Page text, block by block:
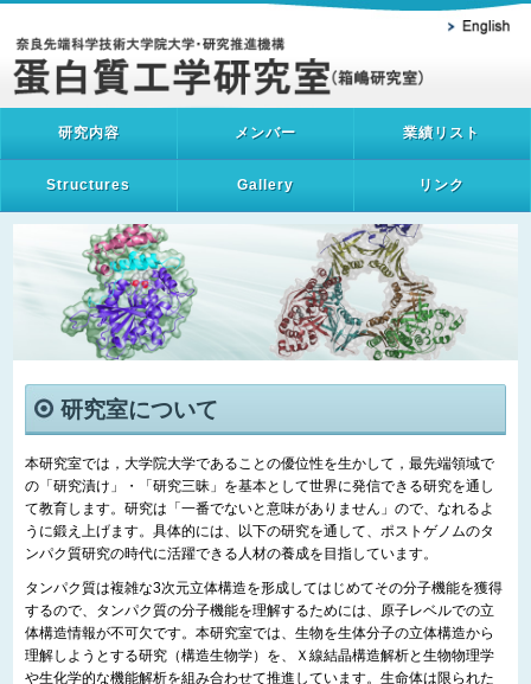
研究内容 メンバー 業績リスト
Structures Gallery リンク
研究室について
本研究室では，大学院大学であることの優位性を生かして，最先端領域で
の「研究漬け」・「研究三昧」を基本として世界に発信できる研究を通し
て教育します。研究は「一番でないと意味がありません」ので、なれるよ
うに鍛え上げます。具体的には、以下の研究を通して、ポストゲノムのタ
ンパク質研究の時代に活躍できる人材の養成を目指しています。
タンパク質は複雑な3次元立体構造を形成してはじめてその分子機能を獲得
するので、タンパク質の分子機能を理解するためには、原子レベルでの立
体構造情報が不可欠です。本研究室では、生物を生体分子の立体構造から
理解しようとする研究（構造生物学）を、Ｘ線結晶構造解析と生物物理学
や生化学的な機能解析を組み合わせて推進しています。生命体は限られた